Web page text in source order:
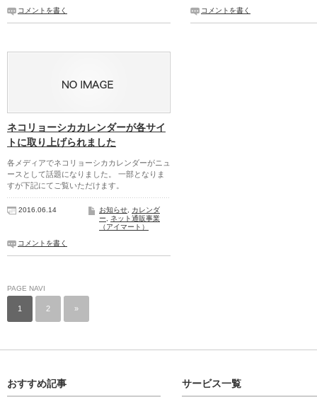
コメントを書く コメントを書く
ネコリョーシカカレンダーが各サイ
トに取り上げられました
各メディアでネコリョーシカカレンダーがニュ
ースとして話題になりました。 一部となりま
すが下記にてご覧いただけます。
2016.06.14 お知らせ
カレンダ
ー
ネット通販事業
（アイマート）
コメントを書く
PAGE NAVI
1 2 »
おすすめ記事 サービス一覧